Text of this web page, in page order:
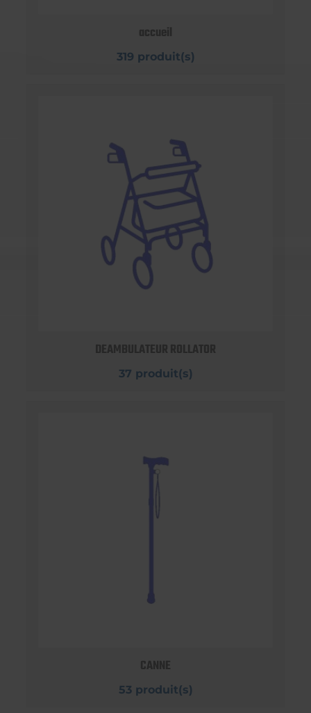
accueil
319 produit(s)
DEAMBULATEUR ROLLATOR
37 produit(s)
CANNE
53 produit(s)